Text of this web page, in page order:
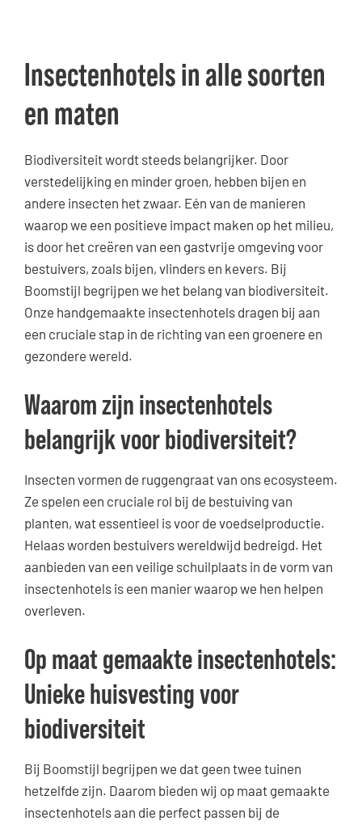
Insectenhotels in alle soorten
en maten
Biodiversiteit wordt steeds belangrijker. Door
verstedelijking en minder groen, hebben bijen en
andere insecten het zwaar. Eén van de manieren
waarop we een positieve impact maken op het milieu,
is door het creëren van een gastvrije omgeving voor
bestuivers, zoals bijen, vlinders en kevers. Bij
Boomstijl begrijpen we het belang van biodiversiteit.
Onze handgemaakte insectenhotels dragen bij aan
een cruciale stap in de richting van een groenere en
gezondere wereld.
Waarom zijn insectenhotels
belangrijk voor biodiversiteit?
Insecten vormen de ruggengraat van ons ecosysteem.
Ze spelen een cruciale rol bij de bestuiving van
planten, wat essentieel is voor de voedselproductie.
Helaas worden bestuivers wereldwijd bedreigd. Het
aanbieden van een veilige schuilplaats in de vorm van
insectenhotels is een manier waarop we hen helpen
overleven.
Op maat gemaakte insectenhotels:
Unieke huisvesting voor
biodiversiteit
Bij Boomstijl begrijpen we dat geen twee tuinen
hetzelfde zijn. Daarom bieden wij op maat gemaakte
insectenhotels aan die perfect passen bij de